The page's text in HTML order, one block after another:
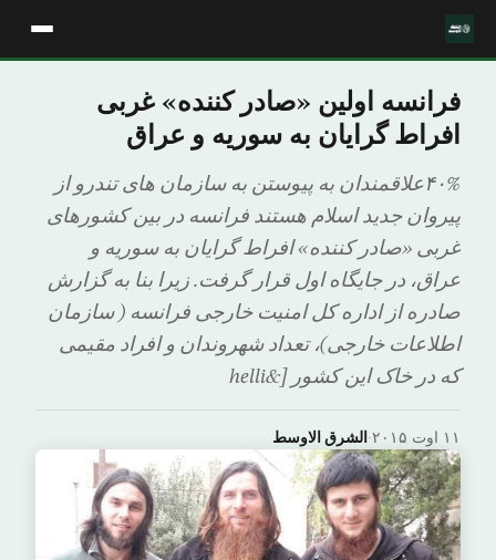
فرانسه اولین «صادر کننده» غربی
افراط گرایان به سوریه و عراق
۴۰%علاقمندان به پیوستن به سازمان های تندرو از
پیروان جدید اسلام هستند فرانسه در بین کشورهای
غربی «صادر کننده» افراط گرایان به سوریه و
عراق، در جایگاه اول قرار گرفت. زیرا بنا به گزارش
صادره از اداره کل امنیت خارجی فرانسه ( سازمان
اطلاعات خارجی)، تعداد شهروندان و افراد مقیمی
که در خاک این کشور [&helli
الشرق الاوسط· ۱۱ اوت ۲۰۱۵